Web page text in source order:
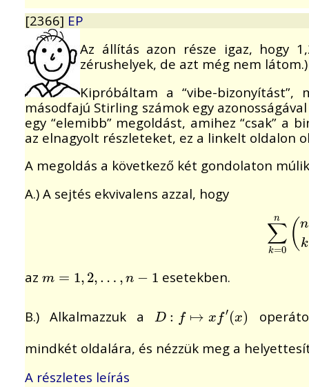
[2366] EP
Az állítás azon része igaz, hogy
zérushelyek, de azt még nem látom.)
Kipróbáltam a “vibe-
másodfajú Stirling számok egy
egy “elemibb” megoldást, amihez “csak”
az elnagyolt részleteket, ez a linkelt oldalon
A megoldás a következő két gondolaton
A.) A sejtés ekvivalens azzal, hogy
∑
k=0
n (n
k
∑k = 0 n(
az m = 1, 2, … , n − 1
m =1 2, …, n − 1 esetekben.
B.) Alkalmazzuk a D : f ↦ x f′(x)
D: f↦x f′(x )
mindkét oldalára, és nézzük meg a
A részletes leírás